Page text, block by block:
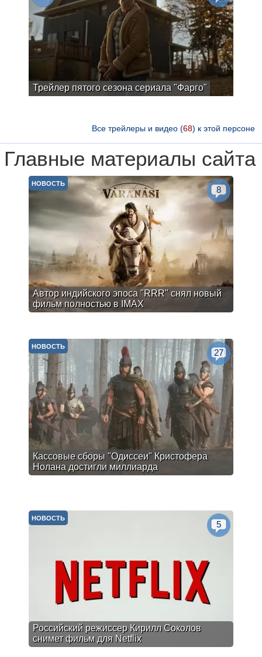
Трейлер пятого сезона сериала "Фарго"
Все трейлеры и видео (68) к этой персоне
Главные материалы сайта
Автор индийского эпоса "RRR" снял новый
фильм полностью в IMAX
НОВОСТЬ
8
Кассовые сборы "Одиссеи" Кристофера
Нолана достигли миллиарда
НОВОСТЬ
27
Российский режиссер Кирилл Соколов
снимет фильм для Netflix
НОВОСТЬ
5